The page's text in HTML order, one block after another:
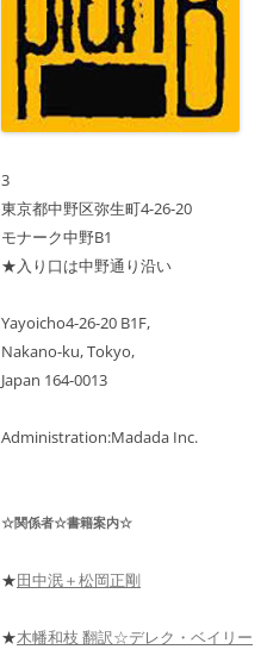
ュ
ー
も
表
3
東京都中野区弥生町4-26-20
モナーク中野B1
★入り口は中野通り沿い
Yayoicho4-26-20 B1F,
Nakano-ku, Tokyo,
Japan 164-0013
Administration:Madada Inc.
☆関係者☆書籍案内☆
★田中泯＋松岡正剛
★木幡和枝 翻訳☆デレク・ベイリー